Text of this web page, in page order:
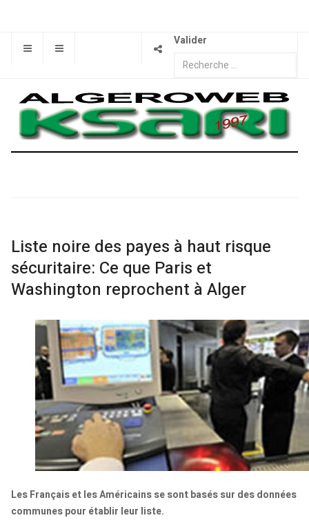
Valider
Liste noire des payes à haut risque
sécuritaire: Ce que Paris et
Washington reprochent à Alger
Les Français et les Américains se sont basés sur des données
communes pour établir leur liste.